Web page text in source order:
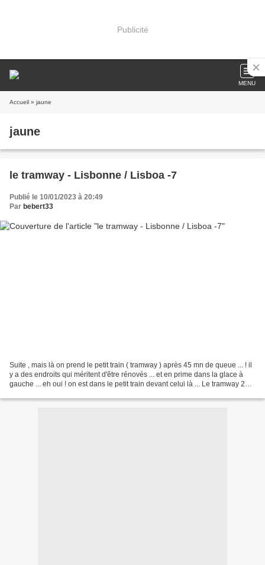
Publicité
MENU
Accueil » jaune
jaune
le tramway - Lisbonne / Lisboa -7
Publié le 10/01/2023 à 20:49
Par bebert33
Suite , mais là on prend le petit train ( tramway ) après 45 mn de queue ... ! il
y a des endroits qui méritent d'être rénovés ... et en prime dans la glace à
gauche ... eh oui ! on est dans le petit train devant celui là ... Le tramway 28